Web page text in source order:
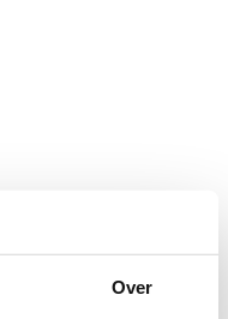
Over